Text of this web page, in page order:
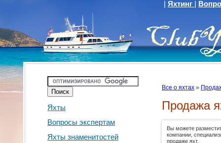
Яхтинг
Яхты
Вопросы экспертам
Яхты знаменитостей
Все о яхтах »
Продажа
Вы можете
компании,
продаже яхт.